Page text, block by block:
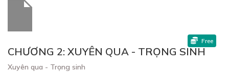
CHƯƠNG 2: XUYÊN QUA - TRỌNG SINH
Xuyên qua - Trọng sinh
Free